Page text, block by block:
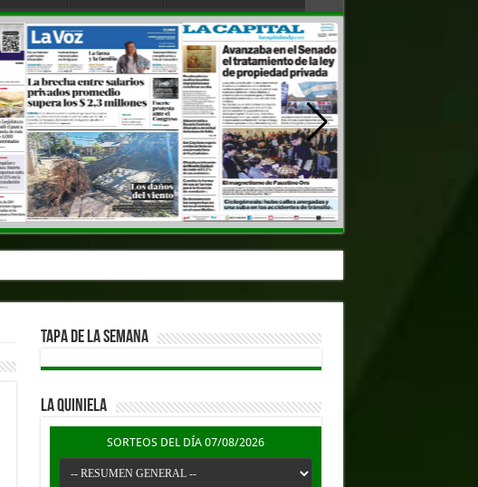
TAPA DE LA SEMANA
LA QUINIELA
SORTEOS DEL DÍA 07/08/2026